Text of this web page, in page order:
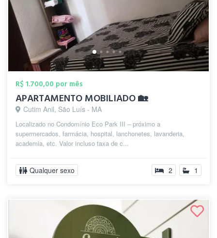
R$ 1.700,00 por mês
APARTAMENTO MOBILIADO 🏡
Cutim Anil, São Luís - MA
Localizado no Condomínio Eco Park III – próximo a
supermercados, farmácia, hospital, lanchonetes, lavanderia,
academia, etc. Valor incluso taxa de c...
Qualquer sexo 2 1